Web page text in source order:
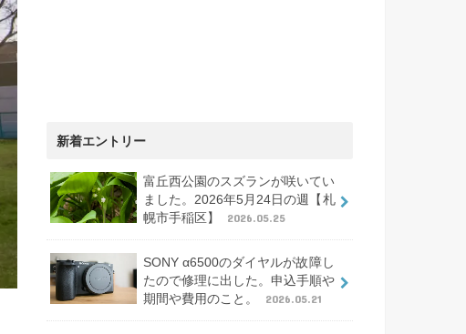
新着エントリー
富丘西公園のスズランが咲いてい
ました。2026年5月24日の週【札
幌市手稲区】
2026.05.25
SONY α6500のダイヤルが故障し
たので修理に出した。申込手順や
期間や費用のこと。
2026.05.21